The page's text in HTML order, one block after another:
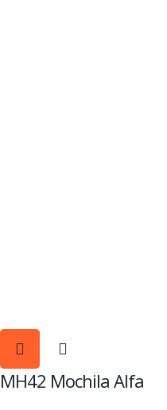
MH42 Mochila Alfa